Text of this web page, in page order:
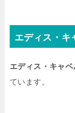
エディス・
エディス・キャ
ています。